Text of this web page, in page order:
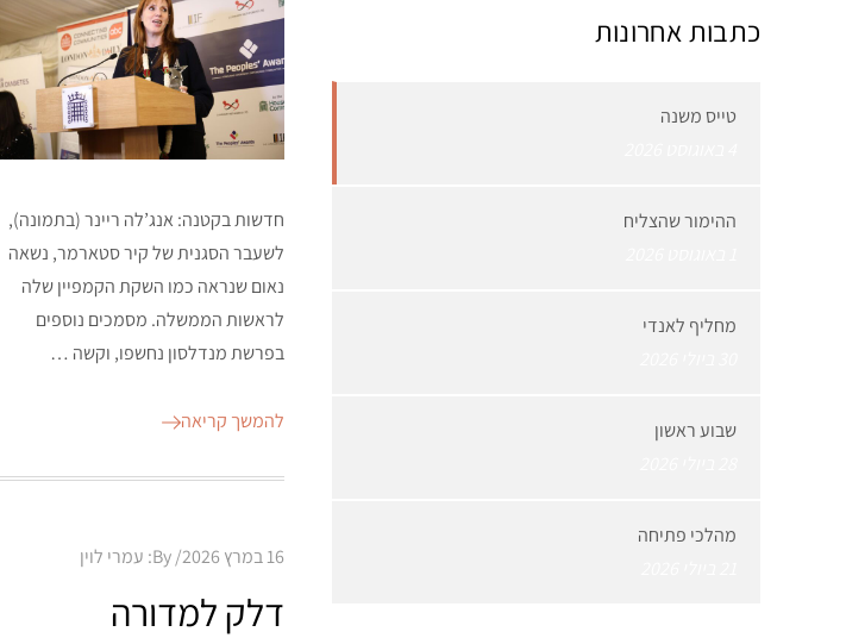
חדשות בקטנה: אנג’לה ריינר (בתמונה),
לשעבר הסגנית של קיר סטארמר, נשאה
נאום שנראה כמו השקת הקמפיין שלה
לראשות הממשלה. מסמכים נוספים
בפרשת מנדלסון נחשפו, וקשה …
להמשך קריאה
Posted
16 במרץ 2026 By: עמרי לוין
דלק למדורה
כתבות אחרונות
טייס משנה
ההימור שהצליח
מחליף לאנדי
שבוע ראשון
מהלכי פתיחה